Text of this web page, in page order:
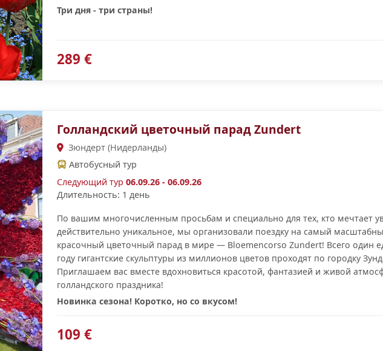
Три дня - три страны!
289 €
Голландский цветочный парад Zundert
Зюндерт (Нидерланды)
Автобусный тур
Следующий тур06.09.26 - 06.09.26
Длительность: 1 день
По вашим многочисленным просьбам и специально для тех, кто мечтает
действительно уникальное, мы организовали поездку на самый
красочный цветочный парад в мире — Bloemencorso Zundert! Всего один
году гигантские скульптуры из миллионов цветов проходят по городку
Приглашаем вас вместе вдохновиться красотой, фантазией и живой
голландского праздника!
Новинка сезона! Коротко, но со вкусом!
109 €